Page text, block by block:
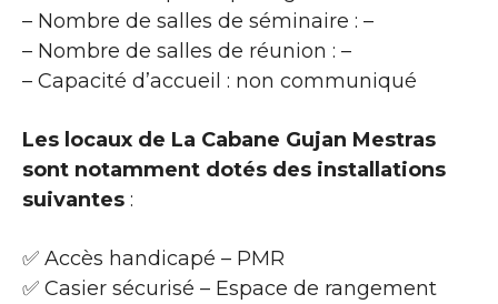
– Nombre de salles de séminaire : –
– Nombre de salles de réunion : –
– Capacité d’accueil : non communiqué
Les locaux de La Cabane Gujan Mestras
sont notamment dotés des installations
suivantes :
✅ Accès handicapé – PMR
✅ Casier sécurisé – Espace de rangement